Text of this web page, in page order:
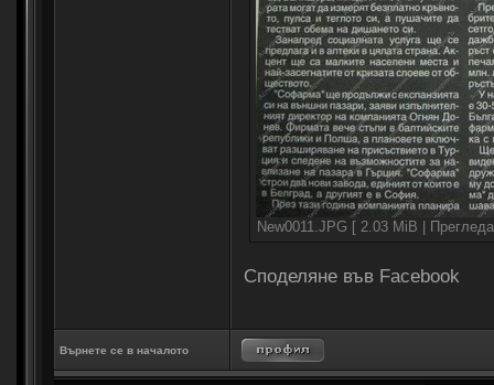
New0011.JPG [ 2.03 MiB |
Споделяне във Facebook
Върнете се в началото